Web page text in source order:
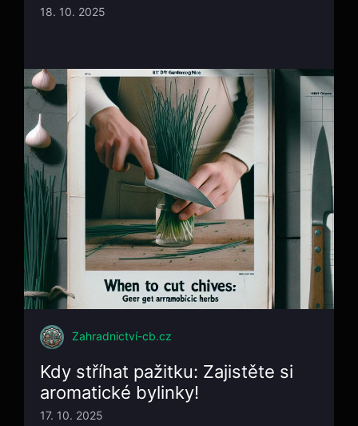
18. 10. 2025
Zahradnictví-cb.cz
Kdy stříhat pažitku: Zajistěte si
aromatické bylinky!
17. 10. 2025